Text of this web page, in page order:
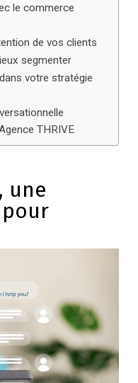
le commerce
de vos clients
segmenter
votre stratégie
THRIVE
une